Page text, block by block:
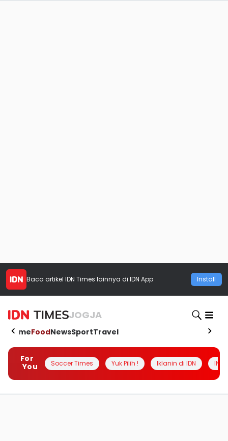
Baca artikel IDN Times lainnya di IDN App Install
JOGJA
HomeFoodNewsSportTravel
For
You
Soccer Times Yuk Pilih ! Iklanin di IDN